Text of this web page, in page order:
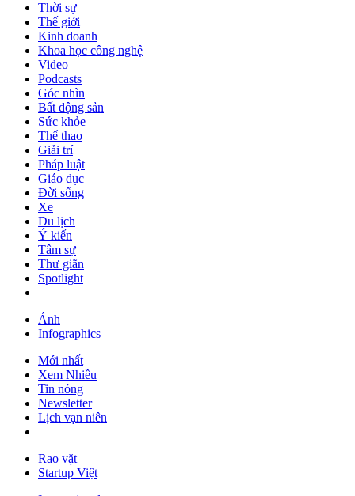
Thời sự
Thế giới
Kinh doanh
Khoa học công nghệ
Video
Podcasts
Góc nhìn
Bất động sản
Sức khỏe
Thể thao
Giải trí
Pháp luật
Giáo dục
Đời sống
Xe
Du lịch
Ý kiến
Tâm sự
Thư giãn
Spotlight
Ảnh
Infographics
Mới nhất
Xem Nhiều
Tin nóng
Newsletter
Lịch vạn niên
Rao vặt
Startup Việt